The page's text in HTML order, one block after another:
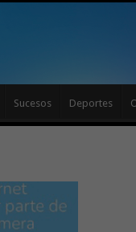
Sucesos Deportes